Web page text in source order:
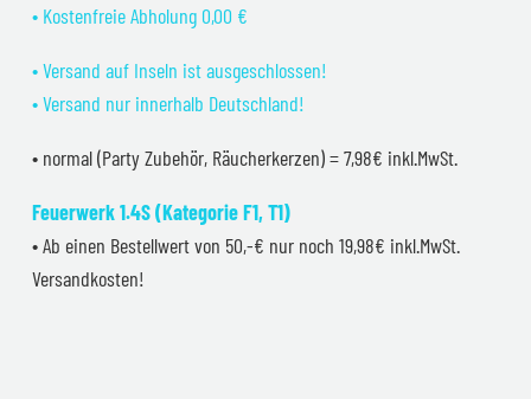
• Kostenfreie Abholung 0,00 €
• Versand auf Inseln ist ausgeschlossen!
• Versand nur innerhalb Deutschland!
• normal (Party Zubehör, Räucherkerzen) = 7,98€ inkl.MwSt.
Feuerwerk 1.4S (Kategorie F1, T1)
• Ab einen Bestellwert von 50,-€ nur noch 19,98€ inkl.MwSt.
Versandkosten!